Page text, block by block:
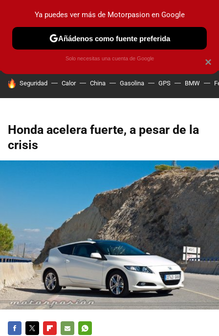
PRUEBAS COCHES ELÉCTRICOS OBSERVATORIO
HOY SE HABLA DE
Seguridad Calor China Gasolina GPS BMW
Honda acelera fuerte, a pesar de la
crisis
×
Ya puedes ver más de Motorpasion en Google
Añádenos como fuente preferida
Solo necesitas una cuenta de Google